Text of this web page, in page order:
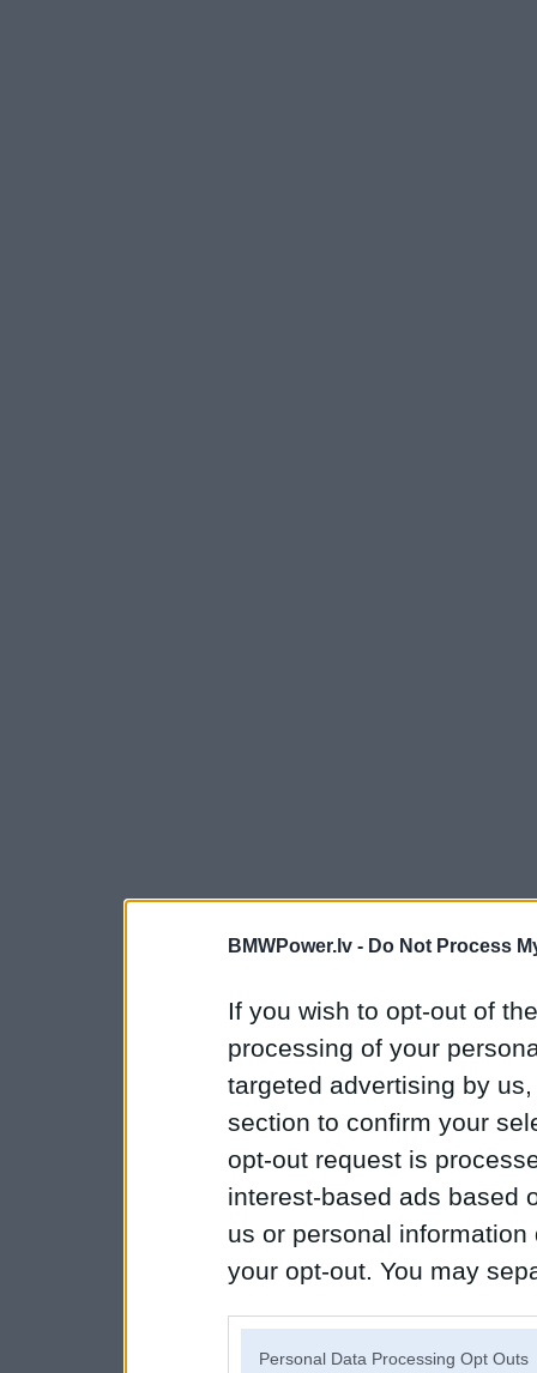
BMWPower.lv - Do Not Process
If you wish to opt-out of
processing of your
targeted advertising by
section to confirm your
opt-out request is
interest-based ads based
us or personal
your opt-out. You may
Personal Data Processing Opt Outs